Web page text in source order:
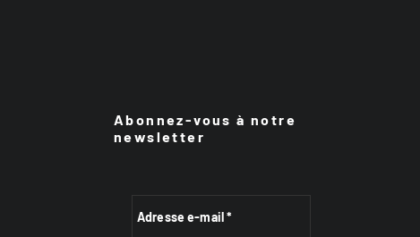
Abonnez-vous à notre
newsletter